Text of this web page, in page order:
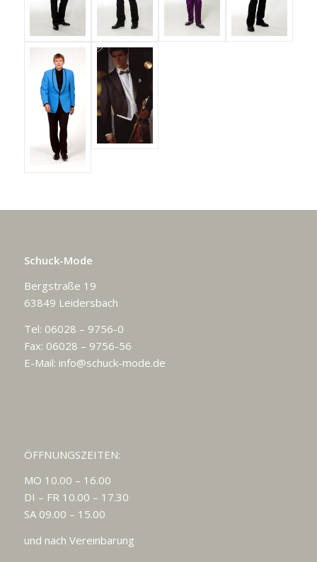
Schuck-Mode
Bergstraße 19
63849 Leidersbach
Tel: 06028 – 9756-0
Fax: 06028 – 9756-56
E-Mail: info@schuck-mode.de
ÖFFNUNGSZEITEN:
MO 10.00 – 16.00
DI – FR 10.00 – 17.30
SA 09.00 – 15.00
und nach Vereinbarung